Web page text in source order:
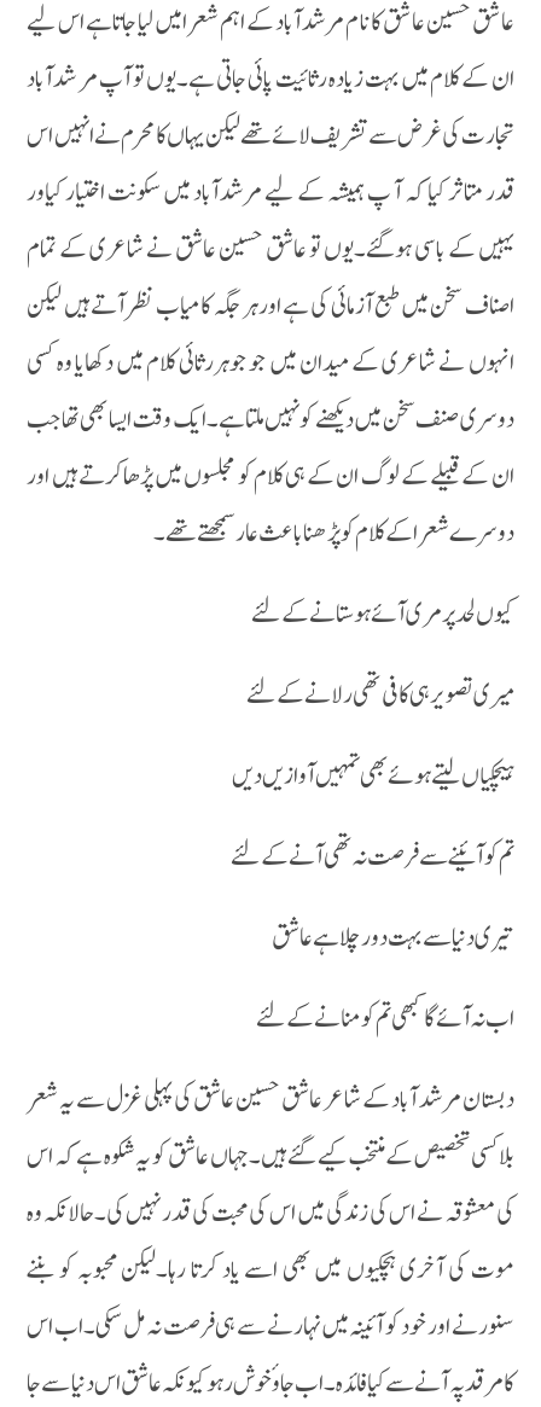
عا شق حسین عا شق کا نا م مرشدآباد کے اہم شعرامیں لیا جاتاہے اس لیے
ان کے کلام میں بہت زیادہ رثائیت پائی جاتی ہے۔یوں تو آپ مر شدآباد
تجارت کی غرض سے تشریف لائے تھے لیکن یہاں کامحرم نے انہیں اس
قدر متاثر کیا کہ آ پ ہمیشہ کے لیے مرشدآباد میں سکونت اختیار کیاور
یہیں کے باسی ہوگئے۔یوں تو عاشق حسین عاشق نے شاعری کے تمام
اصناف سخن میں طبع آزمائی کی ہے اورہر جگہ کامیاب نظر آتے ہیں لیکن
انہوں نے شاعری کے میدان میں جو جوہررثائی کلام میں دکھایا وہ کسی
دوسری صنف سخن میں دیکھنے کونہیں ملتاہے۔ایک وقت ایسا بھی تھا جب
ان کے قبیلے کے لوگ ان کے ہی کلام کو مجلسوں میں پڑھاکرتے ہیں اور
دوسرے شعرا کے کلام کو پڑھناباعث عارسمجھتے تھے۔
کیوں لحد پر مری آئے ہو ستانے کے لئے
میری تصویر ہی کافی تھی رلانے کے لئے
ہیچکیاں لیتے ہوئے بھی تمہیں آوازیں دیں
تم کو آئینے سے فرصت نہ تھی آنے کے لئے
تیری دنیا سے بہت دور چلا ہے عاشق
اب نہ آئے گا کبھی تم کو منانے کے لئے
دبستان مرشد آباد کے شاعر عاشق حسین عاشق کی پہلی غزل سے یہ شعر
بلا کسی تخصیص کے منتخب کیے گئے ہیں۔ جہاں عاشق کو یہ شکوہ ہے کہ اس
کی معشوقہ نے اس کی زندگی میں اس کی محبت کی قدر نہیں کی۔حالانکہ وہ
موت کی آخری ہچکیوں میں بھی اسے یاد کرتا رہا۔لیکن محبوبہ کو بننے
سنورنے اور خود کو آئینہ میں نہارنے سے ہی فرصت نہ مل سکی۔اب اس
کامرقد پہ آنے سے کیا فائدہ۔اب جاو ٔخوش رہو کیونکہ عاشق اس دنیا سے جا